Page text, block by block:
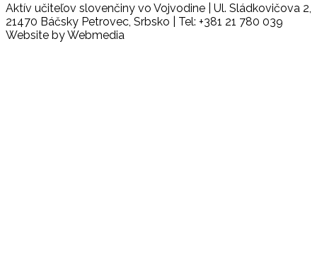
Aktív učiteľov slovenčiny vo Vojvodine | Ul. Sládkovičova 2,
21470 Báčsky Petrovec, Srbsko | Tel: +381 21 780 039
Website by Webmedia